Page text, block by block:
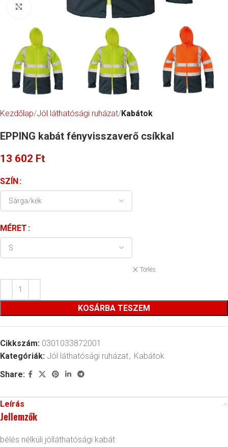
Click to enlarge
Kezdőlap Jól láthatósági ruházat Kabátok
EPPING kabát fényvisszaverő csíkkal
13 602 Ft
SZÍN
MÉRET
Törlés
KOSÁRBA TESZEM
Cikkszám: 0301033872001
Kategóriák: Jól láthatósági ruházat, Kabátok
Share:
Leírás
Jellemzők
bélés nélküli jólláthatósági kabát